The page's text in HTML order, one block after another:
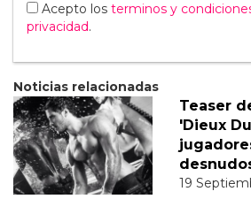
Acepto los terminos y
privacidad.
Noticias relacionadas
Teaser
'Dieux
19